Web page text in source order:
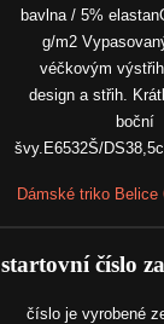
bavlna / 5%
g/m2
véčkovým
design a střih.
boční
švy.E6532Š/
Dámské triko Belice
startovní číslo
číslo je vyrobené